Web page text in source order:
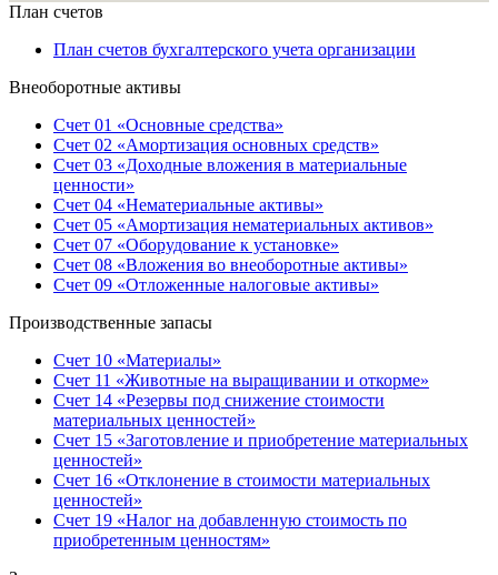
План счетов
План счетов бухгалтерского учета организации
Внеоборотные активы
Счет 01 «Основные средства»
Счет 02 «Амортизация основных средств»
Счет 03 «Доходные вложения в материальные
ценности»
Счет 04 «Нематериальные активы»
Счет 05 «Амортизация нематериальных активов»
Счет 07 «Оборудование к установке»
Счет 08 «Вложения во внеоборотные активы»
Счет 09 «Отложенные налоговые активы»
Производственные запасы
Счет 10 «Материалы»
Счет 11 «Животные на выращивании и откорме»
Счет 14 «Резервы под снижение стоимости
материальных ценностей»
Счет 15 «Заготовление и приобретение материальных
ценностей»
Счет 16 «Отклонение в стоимости материальных
ценностей»
Счет 19 «Налог на добавленную стоимость по
приобретенным ценностям»